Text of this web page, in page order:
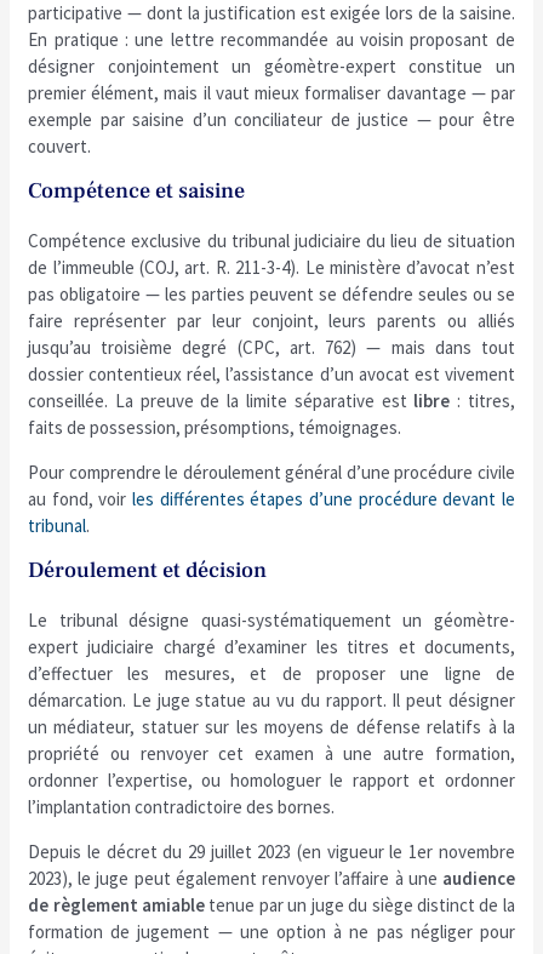
participative — dont la justification est exigée lors de la saisine.
En pratique : une lettre recommandée au voisin proposant de
désigner conjointement un géomètre-expert constitue un
premier élément, mais il vaut mieux formaliser davantage — par
exemple par saisine d’un conciliateur de justice — pour être
couvert.
Compétence et saisine
Compétence exclusive du tribunal judiciaire du lieu de situation
de l’immeuble (COJ, art. R. 211-3-4). Le ministère d’avocat n’est
pas obligatoire — les parties peuvent se défendre seules ou se
faire représenter par leur conjoint, leurs parents ou alliés
jusqu’au troisième degré (CPC, art. 762) — mais dans tout
dossier contentieux réel, l’assistance d’un avocat est vivement
conseillée. La preuve de la limite séparative est libre : titres,
faits de possession, présomptions, témoignages.
Pour comprendre le déroulement général d’une procédure civile
au fond, voirles différentes étapes d’une procédure devant le
tribunal.
Déroulement et décision
Le tribunal désigne quasi-systématiquement un géomètre-
expert judiciaire chargé d’examiner les titres et documents,
d’effectuer les mesures, et de proposer une ligne de
démarcation. Le juge statue au vu du rapport. Il peut désigner
un médiateur, statuer sur les moyens de défense relatifs à la
propriété ou renvoyer cet examen à une autre formation,
ordonner l’expertise, ou homologuer le rapport et ordonner
l’implantation contradictoire des bornes.
Depuis le décret du 29 juillet 2023 (en vigueur le 1er novembre
2023), le juge peut également renvoyer l’affaire à une audience
de règlement amiabletenue par un juge du siège distinct de la
formation de jugement — une option à ne pas négliger pour